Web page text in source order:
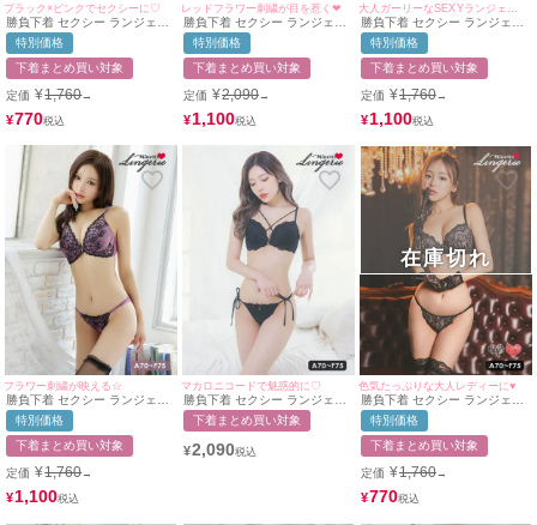
ブラック×ピンクでセクシーに♡
勝負下着 セクシー ランジェリ
ー_ フロントパーツフラワー刺
繍レースデザインブラ＆ショー
ツ2点セット
特別価格
下着まとめ買い対象
定価 ¥1,760→
¥770
レッドフラワー刺繍が目を惹く❤︎
勝負下着 セクシー ランジェリ
ー レッドフラワー刺繍デザイ
ンブラ＆紐ショーツ2点セット
特別価格
下着まとめ買い対象
定価 ¥2,090→
¥1,100
勝負下着 セクシー ランジェリ
ー スカラップリーフ刺繍レー
スソフトワイヤーブラ＆シアー
ショーツ2点セット
特別価格
下着まとめ買い対象
定価 ¥1,760→
¥1,100
フラワー刺繍が映える☆
勝負下着 セクシー ランジェリ
ーフラワー刺繍レース脇高カッ
プブラジャー＆ショーツ2点セ
ット
特別価格
下着まとめ買い対象
定価 ¥1,760→
¥1,100
マカロニコードで魅惑的に♡
勝負下着 セクシー ランジェリ
ー マカロニコード刺繍レース
デザインブラ＆紐ショーツ2点
下着まとめ買い対象
¥2,090
色気たっぷりな大人レディーに♥
勝負下着 セクシー ランジェリ
ー ブラックレースビジュー付
きブラ＆ラインショーツ2点セ
ット
特別価格
下着まとめ買い対象
定価 ¥1,760→
¥770
在庫切れ